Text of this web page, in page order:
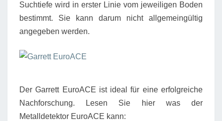
Suchtiefe wird in erster Linie vom jeweiligen Boden
bestimmt. Sie kann darum nicht allgemeingültig
angegeben werden.
Der Garrett EuroACE ist ideal für eine erfolgreiche
Nachforschung. Lesen Sie hier was der
Metalldetektor EuroACE kann: